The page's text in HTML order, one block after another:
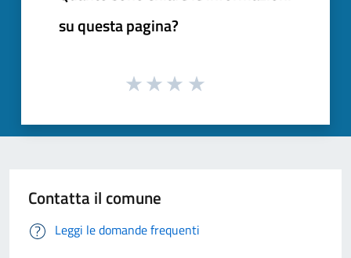
su questa pagina?
Contatta il comune
Leggi le domande frequenti